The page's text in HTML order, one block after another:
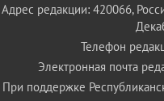
Адрес редакции: 420066,
Телефон
Электронная почта
При поддержке